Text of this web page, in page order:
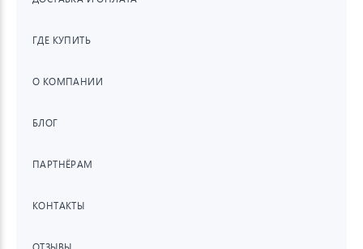
ГДЕ КУПИТЬ
О КОМПАНИИ
БЛОГ
ПАРТНЁРАМ
КОНТАКТЫ